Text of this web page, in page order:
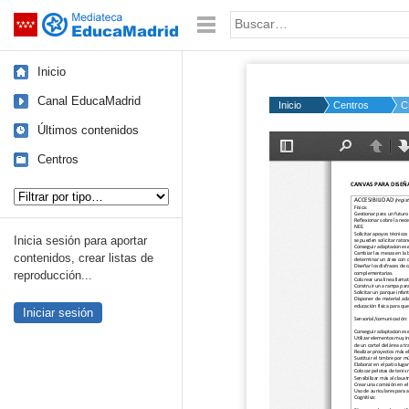
Saltar navegación Palabra o frase:
Inicio
Canal EducaMadrid
Últimos contenidos
Centros
Inicia sesión para aportar
contenidos, crear listas de
reproducción...
Iniciar sesión
Inicio Centros